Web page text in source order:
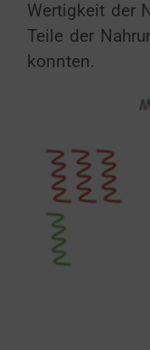
Wertigkeit der
Teile der
konnten.